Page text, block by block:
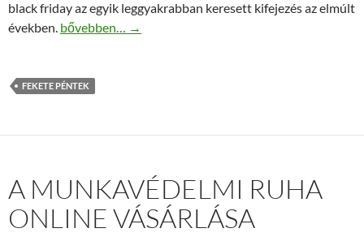
black friday az egyik leggyakrabban keresett kifejezés az elmúlt
években. Fekete péntek 2019
bővebben… →
FEKETE PÉNTEK
A MUNKAVÉDELMI RUHA
ONLINE VÁSÁRLÁSA